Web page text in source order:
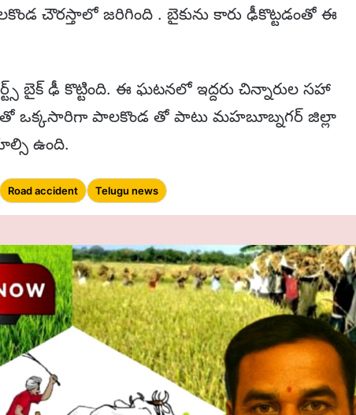
చౌరస్తాలో జరిగింది . బైకును కారు ఢీకొట్టడంతో ఈ
బైక్ ఢీ కొట్టింది. ఈ ఘటనలో ఇద్దరు చిన్నారుల సహా
ఒక్కసారిగా పాలకొండ తో పాటు మహబూబ్నగర్ జిల్లా
ఉంది.
Road accident Telugu news